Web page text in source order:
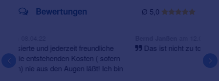
Ø 5,0
Bewertungen
Das ist nicht zu toppen